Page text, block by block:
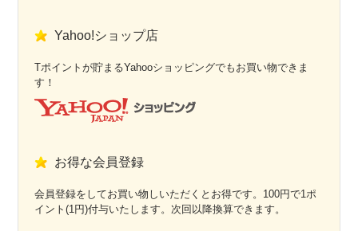
Yahoo!ショップ店
Tポイントが貯まるYahooショッピングでもお買い物できま
す！
お得な会員登録
会員登録をしてお買い物しいただくとお得です。100円で1ポ
イント(1円)付与いたします。次回以降換算できます。